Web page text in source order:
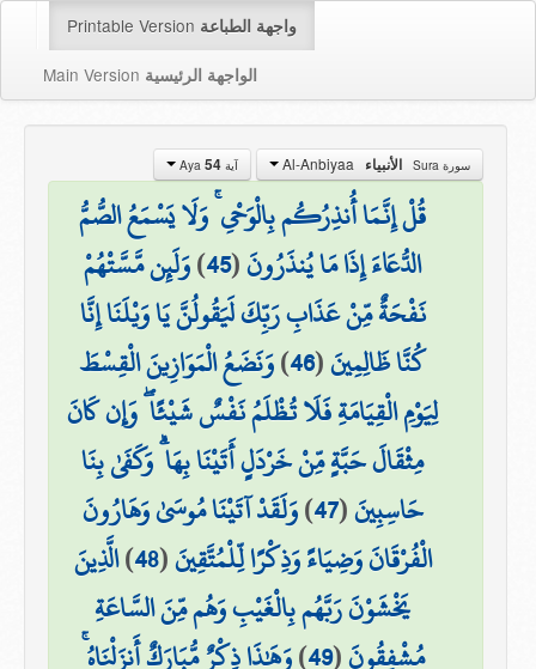
Printable Version واجهة الطباعة
Main Version الواجهة الرئيسية
سورة Sura الأنبياء آية Aya54
قُلْ إِنَّمَا أُنذِرُكُم بِالْوَحْيِ ۚ وَلَا يَسْمَعُ الصُّمُّ
الدُّعَاءَ إِذَا مَا يُنذَرُونَ(
45
)وَلَئِن مَّسَّتْهُمْ
نَفْحَةٌ مِّنْ عَذَابِ رَبِّكَ لَيَقُولُنَّ يَا وَيْلَنَا إِنَّا
كُنَّا ظَالِمِينَ(
46
)وَنَضَعُ الْمَوَازِينَ الْقِسْطَ
لِيَوْمِ الْقِيَامَةِ فَلَا تُظْلَمُ نَفْسٌ شَيْئًا ۖ وَإِن كَانَ
مِثْقَالَ حَبَّةٍ مِّنْ خَرْدَلٍ أَتَيْنَا بِهَا ۗ وَكَفَىٰ بِنَا
حَاسِبِينَ(
47
)وَلَقَدْ آتَيْنَا مُوسَىٰ وَهَارُونَ
الْفُرْقَانَ وَضِيَاءً وَذِكْرًا لِّلْمُتَّقِينَ(
48
)الَّذِينَ
يَخْشَوْنَ رَبَّهُم بِالْغَيْبِ وَهُم مِّنَ السَّاعَةِ
مُشْفِقُونَ(
49
)وَهَٰذَا ذِكْرٌ مُّبَارَكٌ أَنزَلْنَاهُ ۚ